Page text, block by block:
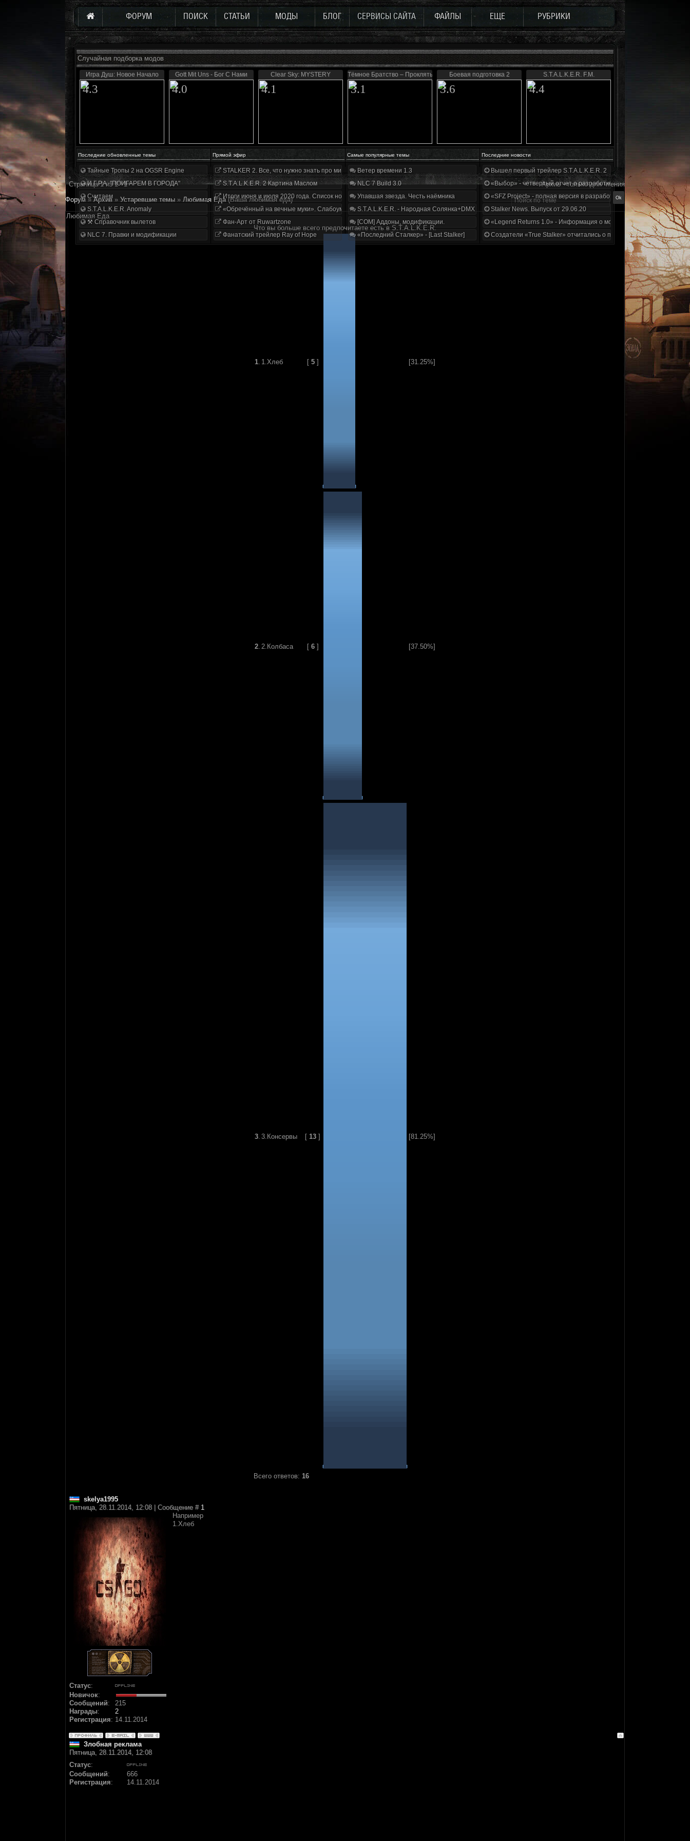
ФОРУМ ПОИСК СТАТЬИ МОДЫ БЛОГ СЕРВИСЫ САЙТА ФАЙЛЫ ЕЩЕ РУБРИКИ
Случайная подборка модов
Игра Душ: Новое Начало
4.3
Gott Mit Uns - Бог С Нами
4.0
Clear Sky: MYSTERY
4.1
Тёмное Братство – Проклятые Зоной
3.1
Боевая подготовка 2
3.6
S.T.A.L.K.E.R. F.M.
4.4
Последние обновленные темы Прямой эфир Самые популярные темы Последние новости
Тайные Тропы 2 на OGSR Engine
И.Г.Р.А. "ПОИГАРЕМ В ГОРОДА"
Считаем
S.T.A.L.K.E.R. Anomaly
⚒ Справочник вылетов
NLC 7. Правки и модификации
STALKER 2. Все, что нужно знать про мир, геймплей и сюжет | Разбор трейлера
S.T.A.L.K.E.R. 2 Картина Маслом
Итоги июня и июля 2020 года. Список нововведений
«Обречённый на вечные муки». Слабоумие и отвага
Фан-Арт от Ruwartzone
Фанатский трейлер Ray of Hope
Ветер времени 1.3
NLC 7 Build 3.0
Упавшая звезда. Честь наёмника
S.T.A.L.K.E.R. - Народная Солянка+DMX 1.3.5.ООП.МА.К.
[COM] Аддоны, модификации.
«Последний Сталкер» - [Last Stalker]
Вышел первый трейлер S.T.A.L.K.E.R. 2
«Выбор» - четвертый отчет о разработке!
«SFZ Project» - полная версия в разработке!
Stalker News. Выпуск от 29.06.20
«Legend Returns 1.0» - Информация о моде за июнь 2020
Создатели «True Stalker» отчитались о проделанной работе
Страница1из1 1
Архив - только для чтения
Форум » Архив » Устаревшие темы » Любимая Еда (Ваша любимая еда)
Любимая Еда
Что вы больше всего предпочитаете есть в S.T.A.L.K.E.R.
1. 1.Хлеб [ 5] [31.25%]
2. 2.Колбаса [ 6] [37.50%]
3. 3.Консервы [ 13 ] [81.25%]
Всего ответов: 16
skelya1995
Пятница, 28.11.2014, 12:08 | Сообщение # 1
Статус:
Новичок:
Сообщений:
215
Награды:
2
Регистрация: 14.11.2014
Например
1.Хлеб
Злобная реклама
Пятница, 28.11.2014, 12:08
Статус:
Сообщений:
666
Регистрация: 14.11.2014